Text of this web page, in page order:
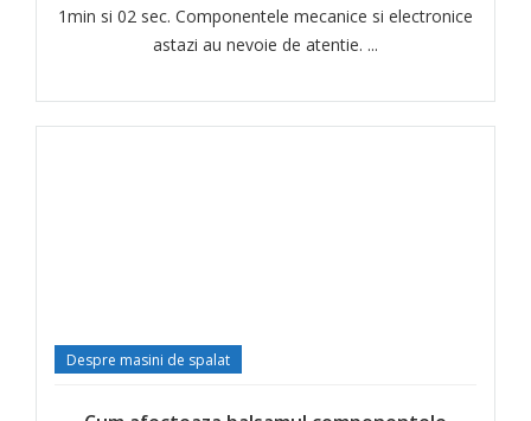
1min si 02 sec. Componentele mecanice si electronice
astazi au nevoie de atentie. ...
Despre masini de spalat